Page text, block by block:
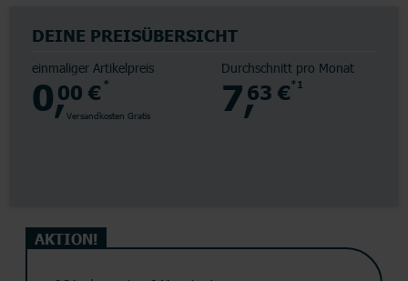
DEINE PREISÜBERSICHT
einmaliger Artikelpreis
0,00 € *
Versandkosten Gratis
Durchschnitt pro Monat
7,63 €*1
AKTION!